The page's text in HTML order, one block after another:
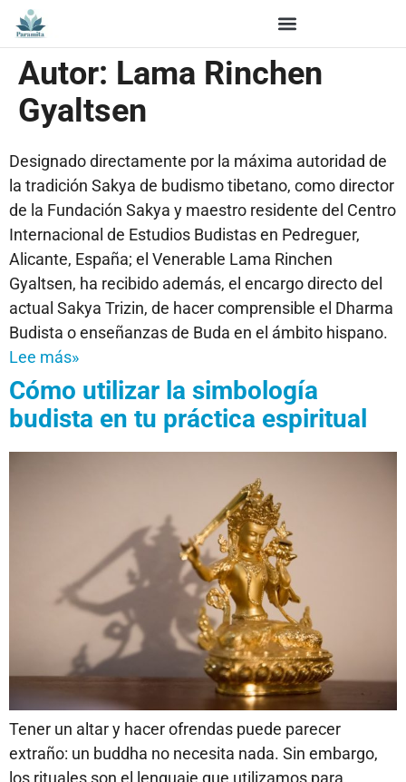
Autor: Lama Rinchen
Gyaltsen
Designado directamente por la máxima autoridad de
la tradición Sakya de budismo tibetano, como director
de la Fundación Sakya y maestro residente del Centro
Internacional de Estudios Budistas en Pedreguer,
Alicante, España; el Venerable Lama Rinchen
Gyaltsen, ha recibido además, el encargo directo del
actual Sakya Trizin, de hacer comprensible el Dharma
Budista o enseñanzas de Buda en el ámbito hispano.
Lee más»
Cómo utilizar la simbología
budista en tu práctica espiritual
Tener un altar y hacer ofrendas puede parecer
extraño: un buddha no necesita nada. Sin embargo,
los rituales son el lenguaje que utilizamos para